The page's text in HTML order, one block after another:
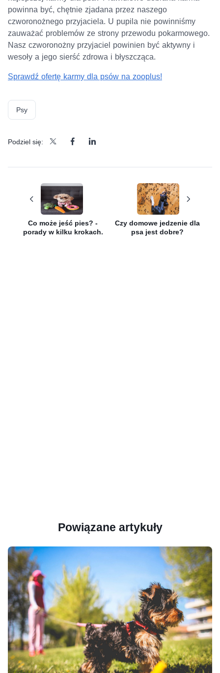
powinna być, chętnie zjadana przez naszego
czworonożnego przyjaciela. U pupila nie powinniśmy
zauważać problemów ze strony przewodu pokarmowego.
Nasz czworonożny przyjaciel powinien być aktywny i
wesoły a jego sierść zdrowa i błyszcząca.
Sprawdź ofertę karmy dla psów na zooplus!
Psy
Podziel się:
Co może jeść pies? -
porady w kilku krokach.
Czy domowe jedzenie dla
psa jest dobre?
Powiązane artykuły